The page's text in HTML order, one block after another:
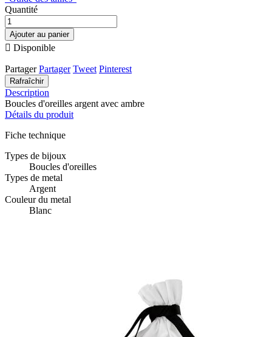
Quantité
Ajouter au panier
 Disponible
Partager Partager Tweet Pinterest
Description
Boucles d'oreilles argent avec ambre
Détails du produit
Fiche technique
Types de bijoux
Boucles d'oreilles
Types de metal
Argent
Couleur du metal
Blanc